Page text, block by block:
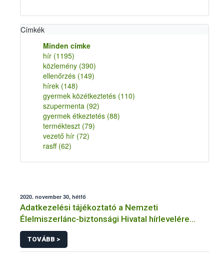
Címkék
Minden címke
hír (1195)
közlemény (390)
ellenőrzés (149)
hírek (148)
gyermek közétkeztetés (110)
szupermenta (92)
gyermek étkeztetés (88)
termékteszt (79)
vezető hír (72)
rasff (62)
2020. november 30, hétfő
Adatkezelési tájékoztató a Nemzeti
Élelmiszerlánc-biztonsági Hivatal hírlevelére
történő regisztrációhoz kapcsolódó
adatkezelések vonatkozásában
TOVÁBB >